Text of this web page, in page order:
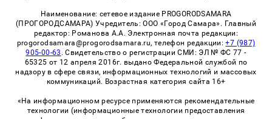
Наименование: сетевое издание PROGORODSAMARA
(ПРОГОРОДСАМАРА) Учредитель: ООО «Город Самара». Главный
редактор: Романова А.А. Электронная почта редакции:
progorodsamara@progorodsamara.ru, телефон редакции:+7 (987)
905-00-63 . Свидетельство о регистрации СМИ: ЭЛ № ФС 77 -
65325 от 12 апреля 2016г. выдано Федеральной службой по
надзору в сфере связи, информационных технологий и массовых
коммуникаций. Возрастная категория сайта 16+
«На информационном ресурсе применяются рекомендательные
технологии (информационные технологии предоставления